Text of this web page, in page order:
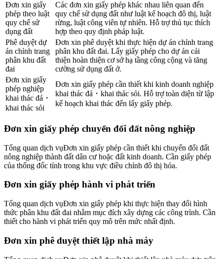
Đơn xin giấy
phép theo luật
quy chế sử
dụng đất
Các đơn xin giấy phép khác nhau liên quan đến
quy chế sử dụng đất như luật kế hoạch đô thị, luật
rừng, luật công viên tự nhiên. Hỗ trợ thủ tục thích
hợp theo quy định pháp luật.
Phê duyệt dự
án chỉnh trang
phân khu đất
đai
Đơn xin phê duyệt khi thực hiện dự án chỉnh trang
phân khu đất đai. Lấy giấy phép cho dự án cải
thiện hoàn thiện cơ sở hạ tầng công cộng và tăng
cường sử dụng đất ở.
Đơn xin giấy
phép nghiệp
khai thác đá・
khai thác sỏi
Đơn xin giấy phép cần thiết khi kinh doanh nghiệp
khai thác đá・khai thác sỏi. Hỗ trợ toàn diện từ lập
kế hoạch khai thác đến lấy giấy phép.
Đơn xin giấy phép chuyển đổi đất nông nghiệp
Tổng quan dịch vụĐơn xin giấy phép cần thiết khi chuyển đổi đất
nông nghiệp thành đất dân cư hoặc đất kinh doanh. Cần giấy phép
của thống đốc tỉnh trong khu vực điều chỉnh đô thị hóa.
Đơn xin giấy phép hành vi phát triển
Tổng quan dịch vụĐơn xin giấy phép khi thực hiện thay đổi hình
thức phân khu đất đai nhằm mục đích xây dựng các công trình. Cần
thiết cho hành vi phát triển quy mô trên mức nhất định.
Đơn xin phê duyệt thiết lập nhà máy